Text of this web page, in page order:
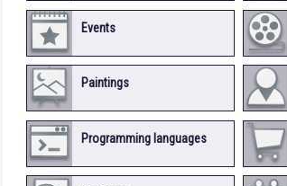
Events
Paintings
Programming languages